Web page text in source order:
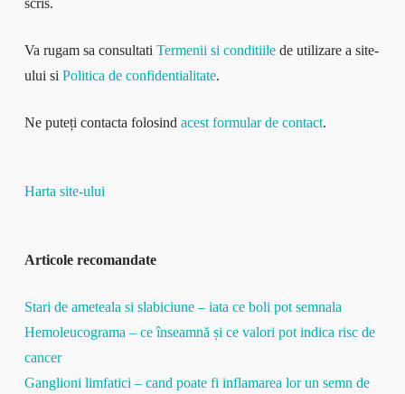
Va rugam sa consultati Termenii si conditiilede utilizare a site-
ului si Politica de confidentialitate.
Ne puteți contacta folosind acest formular de contact.
Harta site-ului
Articole recomandate
Stari de ameteala si slabiciune – iata ce boli pot semnala
Hemoleucograma – ce înseamnă și ce valori pot indica risc de
cancer
Ganglioni limfatici – cand poate fi inflamarea lor un semn de